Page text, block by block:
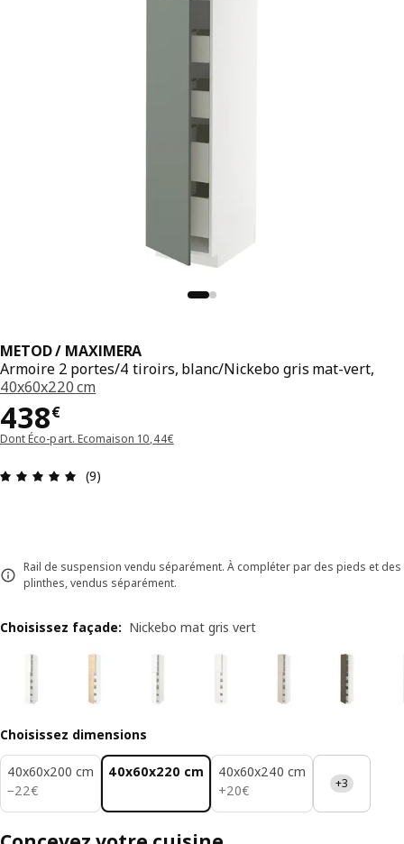
METOD / MAXIMERA
Armoire 2 portes/4 tiroirs, blanc/Nickebo gris mat-vert,
40x60x220 cm
438€
Prix 438€
Dont Éco-part. Ecomaison 10,44€
Avis: 4.9 sur 5 étoiles Nombre total d'avis: 9
(9)
Rail de suspension vendu séparément. À compléter par des pieds et des
plinthes, vendus séparément.
Choisissez façade: Nickebo mat gris vert
Choisissez dimensions
40x60x200 cm
−22€
22€
40x60x220 cm
40x60x240 cm
+20€
20€ +3